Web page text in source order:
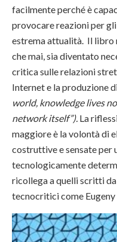
facilmente perché è
provocare reazioni per
estrema attualità. Il libro
che mai, sia diventato
critica sulle relazioni
Internet e la produzione
world, knowledge lives
network itself”). La
maggiore è la volontà di
costruttive e sensate per
tecnologicamente
ricollega a quelli scritti
tecnocritici come